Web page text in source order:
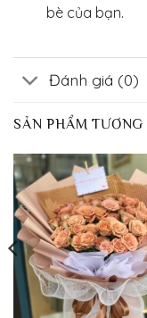
bè của bạn.
Đánh giá (0)
SẢN PHẨM